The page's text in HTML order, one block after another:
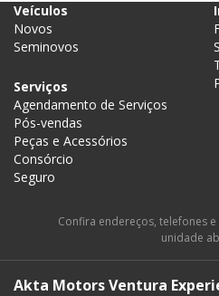
Acesso Rápido
Veículos
Novos
Seminovos
Serviços
Agendamento de Serviços
Pós-vendas
Peças e Acessórios
Consórcio
Seguro
Confira endereços, telefones
unidade
Akta Motors Ventura